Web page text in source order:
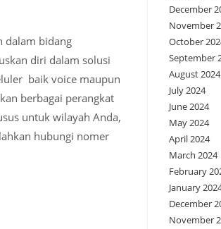
dalam bidang
diri dalam solusi
baik voice maupun
berbagai perangkat
untuk wilayah Anda,
hubungi nomer
December
November
October
September
August 2024
July 2024
June 2024
May 2024
April 2024
March 2024
February
January
December
November